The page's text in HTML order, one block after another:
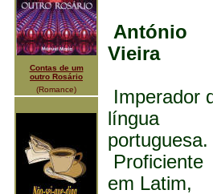
Contas de um
outro Rosário
(Romance)
António
Vieira
Imperador
língua
portuguesa.
Proficiente
em Latim,